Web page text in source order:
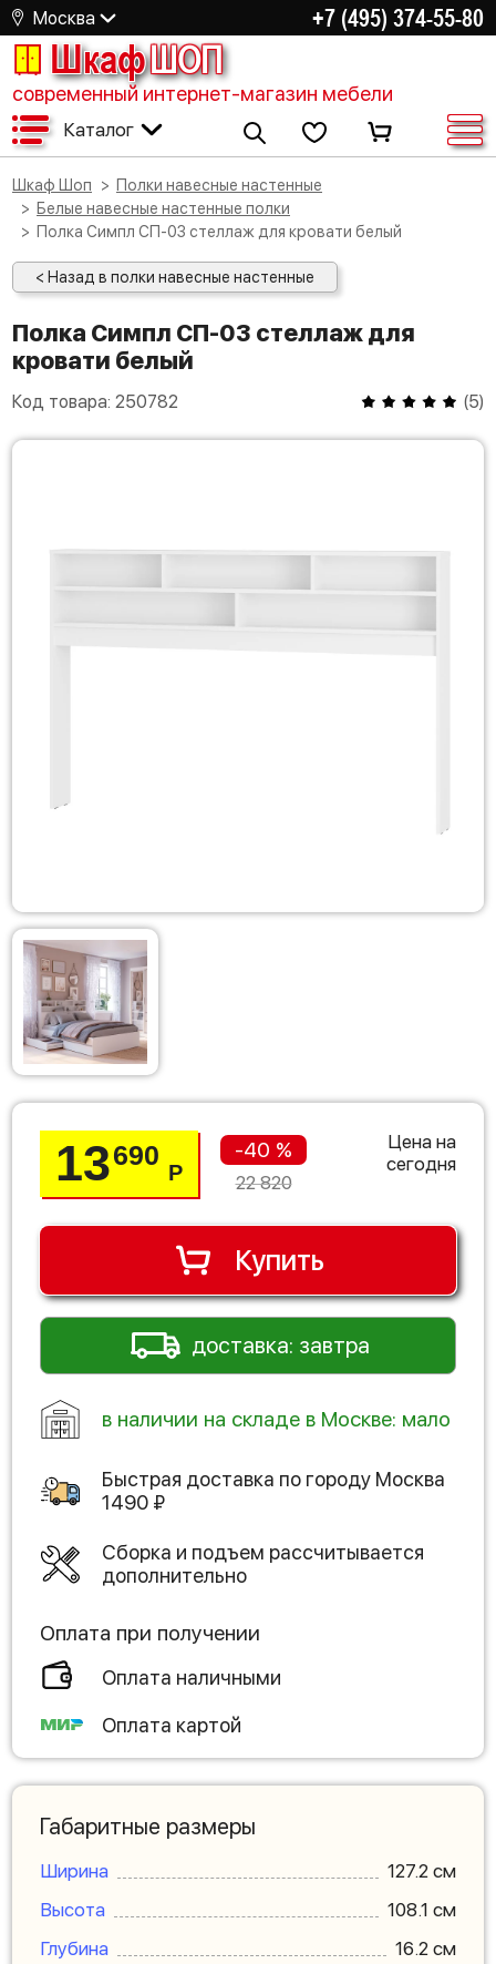
Москва +7 (495) 374-55-80
ШкафШОП
современный интернет-магазин мебели
Каталог
Шкаф Шоп
Полки навесные настенные
Белые навесные настенные полки
Полка Симпл СП-03 стеллаж для кровати белый
< Назад в полки навесные настенные
Полка Симпл СП-03 стеллаж для
кровати белый
Код товара: 250782 (5)
13690
Р
-40 %
22 820
Цена на
сегодня
Купить
доставка: завтра
в наличии на складе в Москве: мало
Быстрая доставка по городу Москва
1490 ₽
Сборка и подъем рассчитывается
дополнительно
Оплата при получении
Оплата наличными
Оплата картой
Габаритные размеры
Ширина
127.2 см
Высота
108.1 см
Глубина
16.2 см